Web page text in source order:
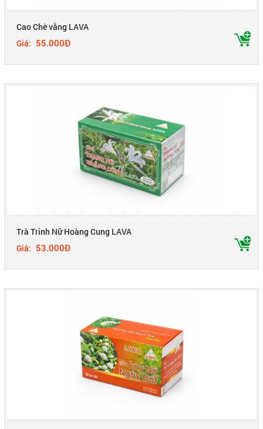
Cao Chè vằng LAVA
Giá: 55.000Đ
Trà Trinh Nữ Hoàng Cung LAVA
Giá: 53.000Đ